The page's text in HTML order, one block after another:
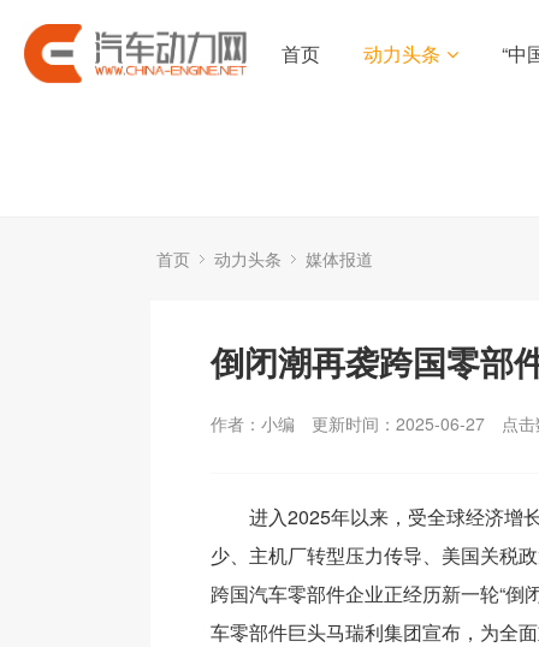
首页 动力头条 “中
首页 动力头条 媒体报道
倒闭潮再袭跨国零部
作者：小编 更新时间：2025-06-27 点
进入2025年以来，受全球经济增
少、主机厂转型压力传导、美国关税
跨国汽车零部件企业正经历新一轮“倒
车零部件巨头马瑞利集团宣布，为全